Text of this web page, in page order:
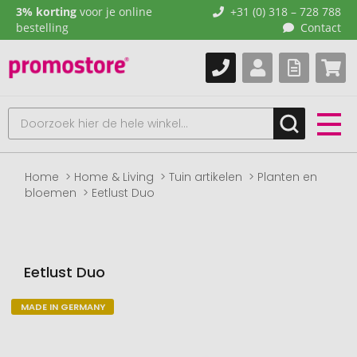
3% korting voor je online
bestelling
+31 (0) 318 – 728 788
Contact
Home Home & Living Tuin artikelen
Planten en
bloemen
Eetlust Duo
Eetlust Duo
Naar
MADE IN GERMANY